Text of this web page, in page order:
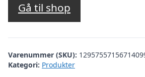
Gå til shop
Varenummer (SKU):
Kategori: Produkter